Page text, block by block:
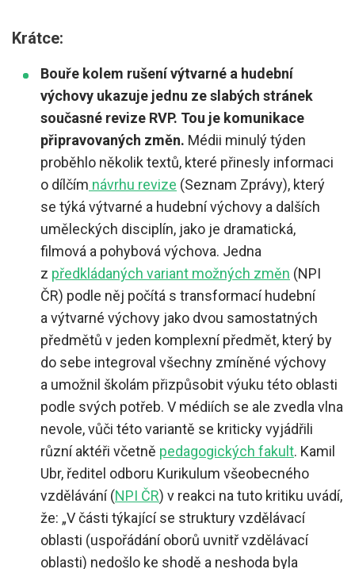
Partneři a dárci
Kontakty
Krátce:
Bouře kolem rušení výtvarné a hudební
výchovy ukazuje jednu ze slabých stránek
současné revize RVP. Tou je komunikace
připravovaných změn. Médii minulý týden
proběhlo několik textů, které přinesly informaci
o dílčím návrhu revize (Seznam Zprávy), který
se týká výtvarné a hudební výchovy a dalších
uměleckých disciplín, jako je dramatická,
filmová a pohybová výchova. Jedna
z předkládaných variant možných změn (NPI
ČR) podle něj počítá s transformací hudební
a výtvarné výchovy jako dvou samostatných
předmětů v jeden komplexní předmět, který by
do sebe integroval všechny zmíněné výchovy
a umožnil školám přizpůsobit výuku této oblasti
podle svých potřeb. V médiích se ale zvedla vlna
nevole, vůči této variantě se kriticky vyjádřili
různí aktéři včetně pedagogických fakult. Kamil
Ubr, ředitel odboru Kurikulum všeobecného
vzdělávání (NPI ČR) v reakci na tuto kritiku uvádí,
že: „V části týkající se struktury vzdělávací
oblasti (uspořádání oborů uvnitř vzdělávací
oblasti) nedošlo ke shodě a neshoda byla